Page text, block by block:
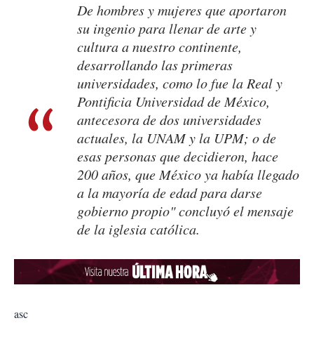
De hombres y mujeres que aportaron
su ingenio para llenar de arte y
cultura a nuestro continente,
desarrollando las primeras
universidades, como lo fue la Real y
Pontificia Universidad de México,
antecesora de dos universidades
actuales, la UNAM y la UPM; o de
esas personas que decidieron, hace
200 años, que México ya había llegado
a la mayoría de edad para darse
gobierno propio" concluyó el mensaje
de la iglesia católica.
asc